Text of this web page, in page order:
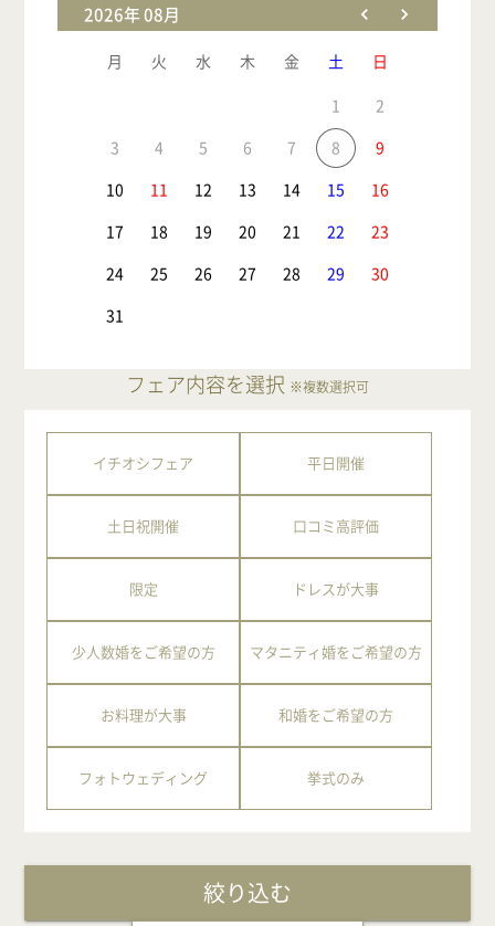
2026年 08月
月 火 水 木 金 土
日
1
2
3
4 5 6 7 8
9
10
11 12 13 14 15
16
17
18 19 20 21 22
23
24
25 26 27 28 29
30
31
フェア内容を選択 ※複数選択可
イチオシフェア 平日開催
土日祝開催 口コミ高評価
限定 ドレスが大事
少人数婚をご希望の方 マタニティ婚をご希望の方
お料理が大事 和婚をご希望の方
フォトウェディング 挙式のみ
絞り込む